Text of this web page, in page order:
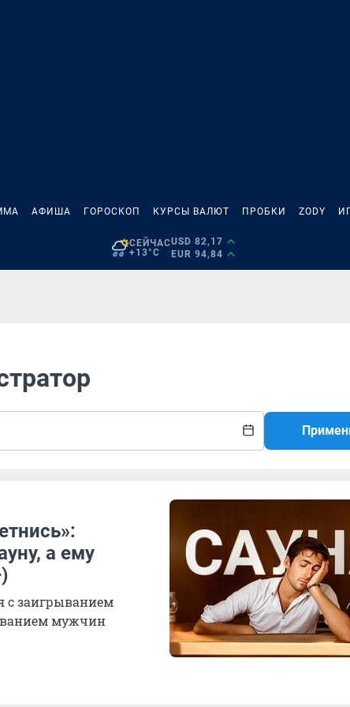
АФИША ГОРОСКОП КУРСЫ ВАЛЮТ ПРОБКИ ZODY
СЕЙЧАС
+13°C
USD 82,17
EUR 94,84
а ему
с заигрыванием
мужчин